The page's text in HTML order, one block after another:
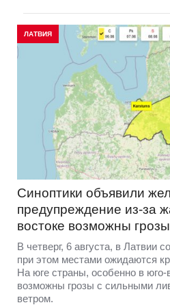
ЛАТВИЯ
Синоптики объявили
предупреждение из-за
востоке возможны грозы
В четверг, 6 августа, в Латвии
при этом местами ожидаются
На юге страны, особенно в юго-
возможны грозы с сильными
ветром.